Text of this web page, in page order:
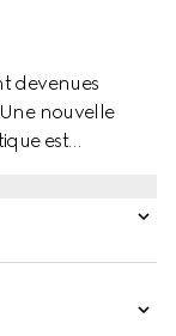
devenues
nouvelle
est